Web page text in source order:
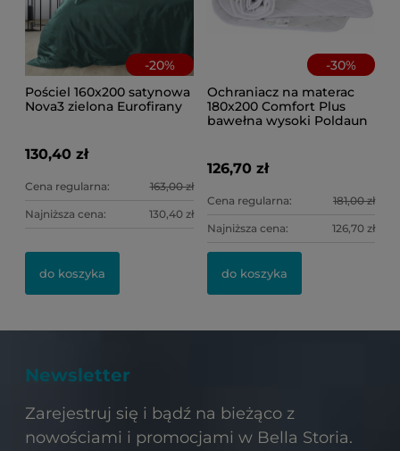
-20%
Pościel 160x200 satynowa
Nova3 zielona Eurofirany
130,40 zł
Cena regularna: 163,00 zł
Najniższa cena: 130,40 zł
do koszyka
-30%
Ochraniacz na materac
180x200 Comfort Plus
bawełna wysoki Poldaun
126,70 zł
Cena regularna: 181,00 zł
Najniższa cena: 126,70 zł
do koszyka
Newsletter
Zarejestruj się i bądź na bieżąco z
nowościami i promocjami w Bella Storia.